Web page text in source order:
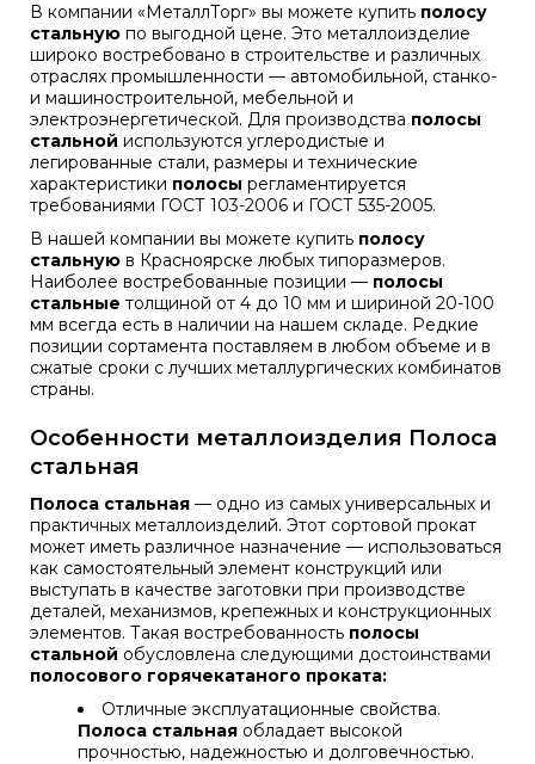
В компании «МеталлТорг» вы можете купить полосу
стальную по выгодной цене. Это металлоизделие
широко востребовано в строительстве и различных
отраслях промышленности — автомобильной, станко-
и машиностроительной, мебельной и
электроэнергетической. Для производства полосы
стальной используются углеродистые и
легированные стали, размеры и технические
характеристики полосы регламентируется
требованиями ГОСТ 103-2006 и ГОСТ 535-2005.
В нашей компании вы можете купить полосу
стальную в Красноярске любых типоразмеров.
Наиболее востребованные позиции — полосы
стальные толщиной от 4 до 10 мм и шириной 20-100
мм всегда есть в наличии на нашем складе. Редкие
позиции сортамента поставляем в любом объеме и в
сжатые сроки с лучших металлургических комбинатов
страны.
Особенности металлоизделия Полоса
стальная
Полоса стальная — одно из самых универсальных и
практичных металлоизделий. Этот сортовой прокат
может иметь различное назначение — использоваться
как самостоятельный элемент конструкций или
выступать в качестве заготовки при производстве
деталей, механизмов, крепежных и конструкционных
элементов. Такая востребованность полосы
стальной обусловлена следующими достоинствами
полосового горячекатаного проката:
Отличные эксплуатационные свойства.
Полоса стальная обладает высокой
прочностью, надежностью и долговечностью.